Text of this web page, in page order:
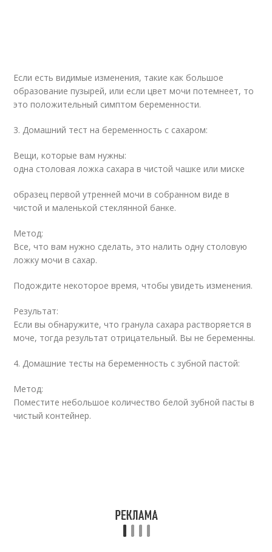
Если есть видимые изменения, такие как большое
образование пузырей, или если цвет мочи потемнеет, то
это положительный симптом беременности.
3. Домашний тест на беременность с сахаром:
Вещи, которые вам нужны:
одна столовая ложка сахара в чистой чашке или миске
образец первой утренней мочи в собранном виде в
чистой и маленькой стеклянной банке.
Метод:
Все, что вам нужно сделать, это налить одну столовую
ложку мочи в сахар.
Подождите некоторое время, чтобы увидеть изменения.
Результат:
Если вы обнаружите, что гранула сахара растворяется в
моче, тогда результат отрицательный. Вы не беременны.
4. Домашние тесты на беременность с зубной пастой:
Метод:
Поместите небольшое количество белой зубной пасты в
чистый контейнер.